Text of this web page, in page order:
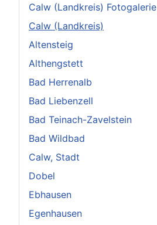
Calw (Landkreis) Fotogalerie
Calw (Landkreis)
Altensteig
Althengstett
Bad Herrenalb
Bad Liebenzell
Bad Teinach-Zavelstein
Bad Wildbad
Calw, Stadt
Dobel
Ebhausen
Egenhausen